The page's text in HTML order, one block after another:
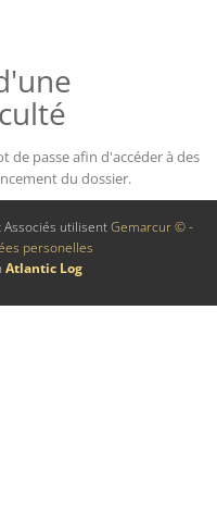
passe afin d'accéder à des
du dossier.
utilisentGemarcur ©-
personelles
Atlantic Log